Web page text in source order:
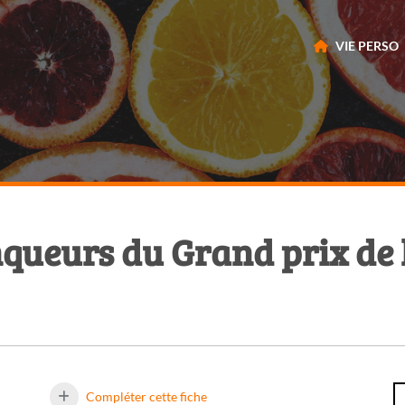
VIE PERSO
du Grand prix de
Compléter cette fiche